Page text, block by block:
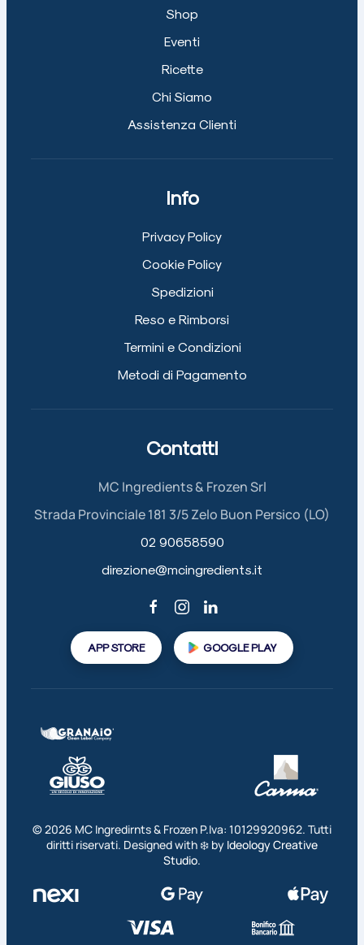
Shop
Eventi
Ricette
Chi Siamo
Assistenza Clienti
Info
Privacy Policy
Cookie Policy
Spedizioni
Reso e Rimborsi
Termini e Condizioni
Metodi di Pagamento
Contatti
MC Ingredients & Frozen Srl
Strada Provinciale 181 3/5 Zelo Buon Persico (LO)
02 90658590
direzione@mcingredients.it
APP STORE GOOGLE PLAY
©2026 MC Ingredirnts & Frozen P.Iva: 10129920962. Tutti
diritti riservati. Designed with ❄️ by Ideology Creative
Studio.